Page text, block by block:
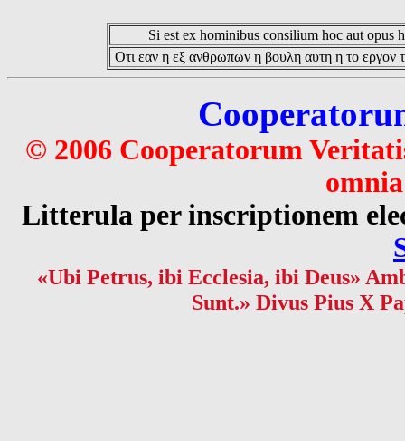
Si est ex hominibus consilium hoc aut opus
Οτι εαν η εξ ανθρωπων η βουλη αυτη η το εργον
© 2006 Cooperatorum
Litterula per inscriptionem
«Ubi Petrus, ibi Ecclesia, ibi Deus»
Sunt.» Divus Pius X